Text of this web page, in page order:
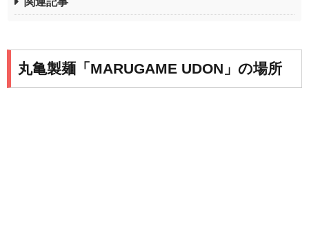
丸亀製麺「MARUGAME UDON」の場所